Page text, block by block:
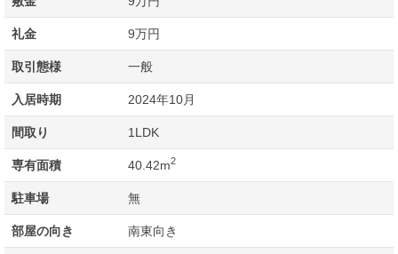
礼金 9万円
取引態様 一般
入居時期 2024年10月
間取り 1LDK
専有面積 40.42m2
駐車場 無
部屋の向き 南東向き